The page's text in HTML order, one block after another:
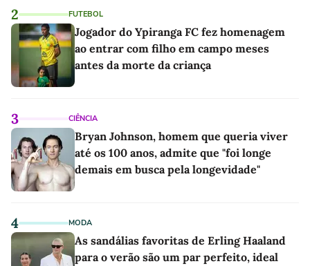
2 FUTEBOL
Jogador do Ypiranga FC fez homenagem
ao entrar com filho em campo meses
antes da morte da criança
3 CIÊNCIA
Bryan Johnson, homem que queria viver
até os 100 anos, admite que "foi longe
demais em busca pela longevidade"
4 MODA
As sandálias favoritas de Erling Haaland
para o verão são um par perfeito, ideal